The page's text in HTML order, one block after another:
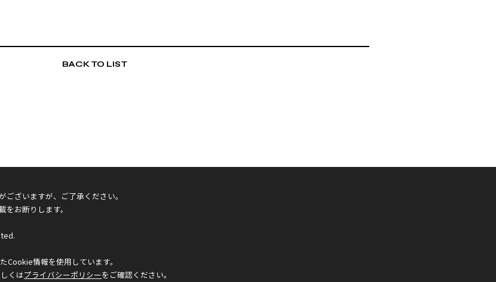
BACK TO LIST
ざいますが、ご了承ください。
お断りします。
情報を使用しています。
くはプライバシーポリシーをご確認ください。